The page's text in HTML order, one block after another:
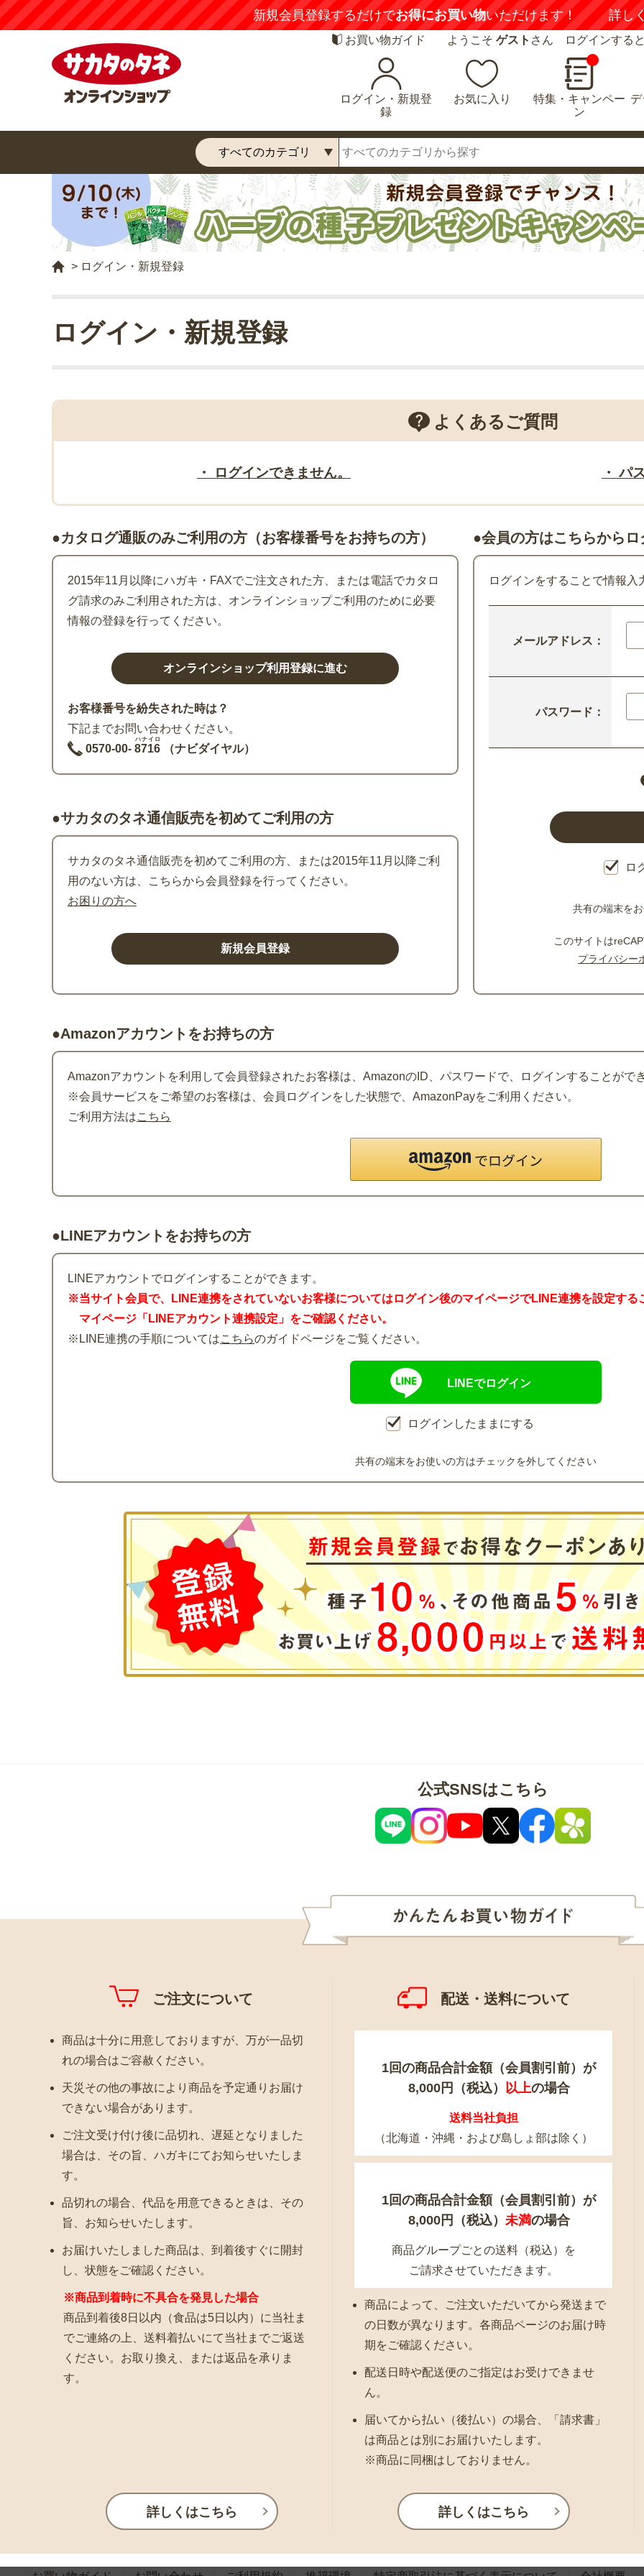
新規会員登録するだけでお得にお買い物いただけます！ 詳し
お買い物ガイド ようこそ ゲスト さん ログインする
ログイン・新規登
録
お気に入り
特集・キャンペー
ン
> ログイン・新規登録
ログイン・新規登録
よくあるご質問
・ ログインできません。 ・ パ
●カタログ通販のみご利用の方（お客様番号をお持ちの方）
2015年11月以降にハガキ・FAXでご注文された方、または電話でカタロ
グ請求のみご利用された方は、オンラインショップご利用のために必要
情報の登録を行ってください。
お客様番号を紛失された時は？
下記までお問い合わせください。
0570-00- 8716
ハナイロ
（ナビダイヤル）
●サカタのタネ通信販売を初めてご利用の方
サカタのタネ通信販売を初めてご利用の方、または2015年11月以降ご利
用のない方は、こちらから会員登録を行ってください。
お困りの方へ
●会員の方はこちらから
ログインをすることで情報
メールアドレス：
パスワード：
ロ
共有の端末を
このサイトは
プライバシー
●Amazonアカウントをお持ちの方
Amazonアカウントを利用して会員登録されたお客様は、AmazonのID、パスワードで、ログインすることがで
※会員サービスをご希望のお客様は、会員ログインをした状態で、AmazonPayをご利用ください。
ご利用方法はこちら
●LINEアカウントをお持ちの方
LINEアカウントでログインすることができます。
※当サイト会員で、LINE連携をされていないお客様についてはログイン後のマイページでLINE連携を設定する
マイページ「LINEアカウント連携設定」をご確認ください。
※LINE連携の手順についてはこちらのガイドページをご覧ください。
LINEでログイン
ログインしたままにする
共有の端末をお使いの方はチェックを外してください
公式SNSはこちら
ご注文について
商品は十分に用意しておりますが、万が一品切
れの場合はご容赦ください。
天災その他の事故により商品を予定通りお届け
できない場合があります。
ご注文受け付け後に品切れ、遅延となりました
場合は、その旨、ハガキにてお知らせいたしま
す。
品切れの場合、代品を用意できるときは、その
旨、お知らせいたします。
お届けいたしました商品は、到着後すぐに開封
し、状態をご確認ください。
※商品到着時に不具合を発見した場合
商品到着後8日以内（食品は5日以内）に当社ま
でご連絡の上、送料着払いにて当社までご返送
ください。お取り換え、または返品を承りま
す。
詳しくはこちら
配送・送料について
1回の商品合計金額（会員割引前）が
8,000円（税込） 以上の場合
送料当社負担
（北海道・沖縄・および島しょ部は除く）
1回の商品合計金額（会員割引前）が
8,000円（税込） 未満の場合
商品グループごとの送料（税込）を
ご請求させていただきます。
商品によって、ご注文いただいてから発送まで
の日数が異なります。各商品ページのお届け時
期をご確認ください。
配送日時や配送便のご指定はお受けできませ
ん。
届いてから払い（後払い）の場合、「請求書」
は商品とは別にお届けいたします。
※商品に同梱はしておりません。
詳しくはこちら